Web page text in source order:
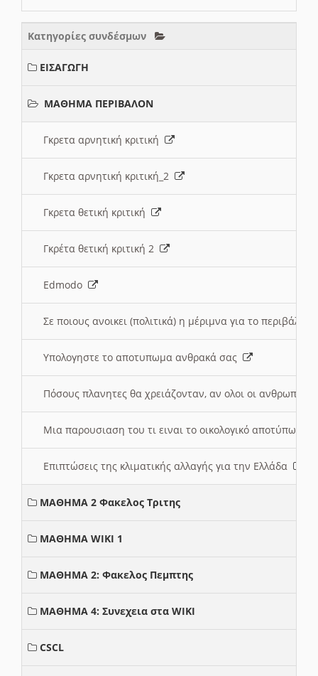
Κατηγορίες συνδέσμων
ΕΙΣΑΓΩΓΗ
ΜΑΘΗΜΑ ΠΕΡΙΒΑΛΟΝ
Γκρετα αρνητική κριτική
Γκρετα αρνητική κριτική_2
Γκρετα θετική κριτική
Γκρέτα θετική κριτική 2
Edmodo
Σε ποιους ανοικει (πολιτικά) η μέριμνα για το
Υπολογηστε το αποτυπωμα ανθρακά σας
Πόσους πλανητες θα χρειάζονταν, αν ολοι οι ανθρωποι
Μια παρουσιαση του τι ειναι το οικολογικό αποτύπωμα
Επιπτώσεις της κλιματικής αλλαγής για την Ελλάδα
ΜΑΘΗΜΑ 2 Φακελος Τριτης
ΜΑΘΗΜΑ WIKI 1
ΜΑΘΗΜΑ 2: Φακελος Πεμπτης
ΜΑΘΗΜΑ 4: Συνεχεια στα WIKI
CSCL